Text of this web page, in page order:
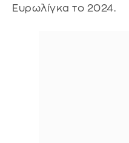
Ευρωλίγκα το 2024.